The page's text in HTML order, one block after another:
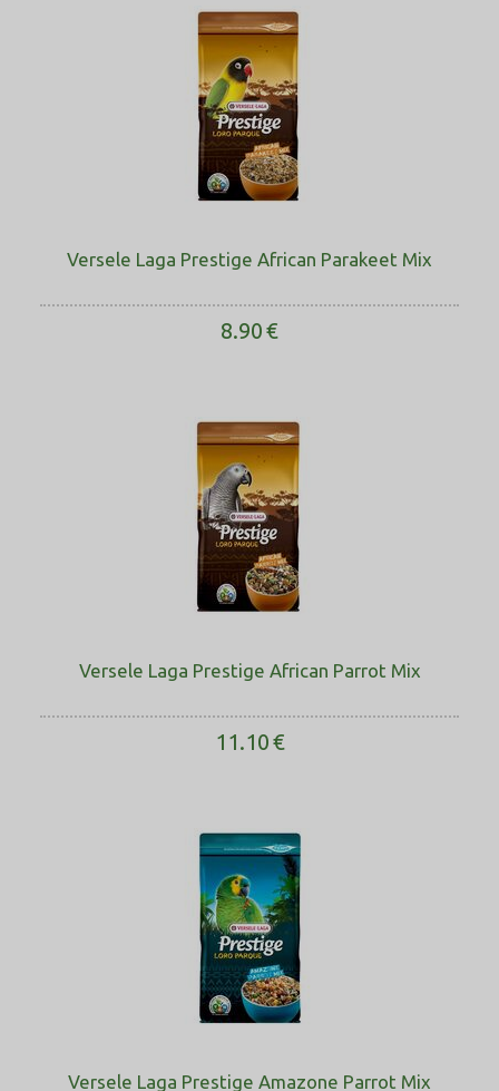
Versele Laga Prestige African Parakeet Mix
8.90€
Versele Laga Prestige African Parrot Mix
11.10€
Versele Laga Prestige Amazone Parrot Mix